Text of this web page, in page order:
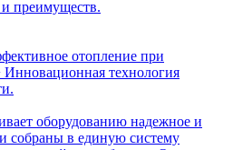
преимуществ.
отопление при
технология
оборудованию надежное и
собраны в единую систему